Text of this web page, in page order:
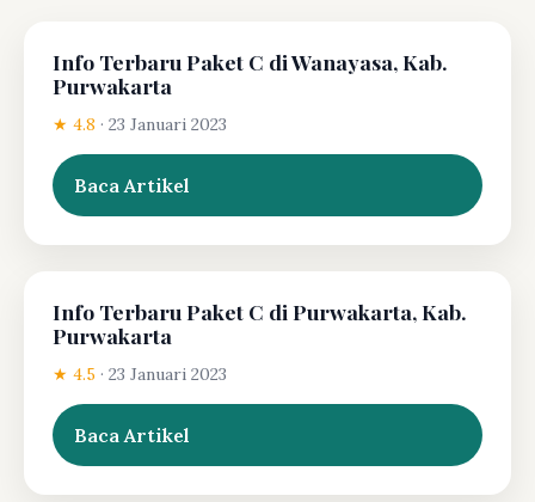
Info Terbaru Paket C di Wanayasa, Kab.
Purwakarta
★ 4.8 · 23 Januari 2023
Baca Artikel
Info Terbaru Paket C di Purwakarta, Kab.
Purwakarta
★ 4.5 · 23 Januari 2023
Baca Artikel